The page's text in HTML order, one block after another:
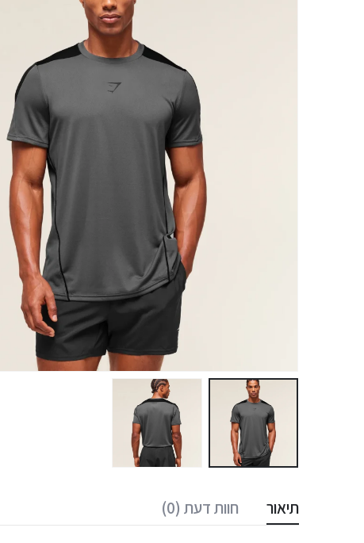
תיאור חוות דעת (0)